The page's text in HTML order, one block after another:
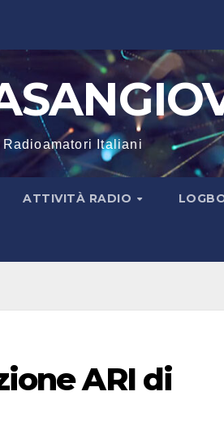
Italiani
ATTIVITÀ RADIO
ARI di